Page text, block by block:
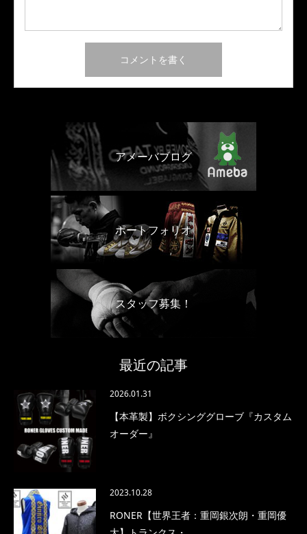
アメーバブログ
ポートフォリオ
スタッフ募集！
最近の記事
2026.01.31
【本革製】ボクシンググローブ『カスタム
オーダー』
2023.10.28
RONER【世界王者：重岡銀次朗・重岡優